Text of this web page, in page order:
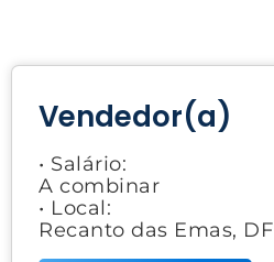
Vendedor(a)
• Salário:
A combinar
• Local:
Recanto das Emas, DF